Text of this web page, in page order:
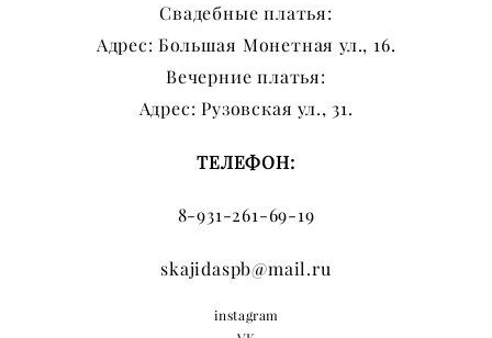
Свадебные платья:
Адрес: Большая Монетная ул., 16.
Вечерние платья:
Адрес: Рузовская ул., 31.
ТЕЛЕФОН:
8-931-261-69-19
skajidaspb@mail.ru
instagram